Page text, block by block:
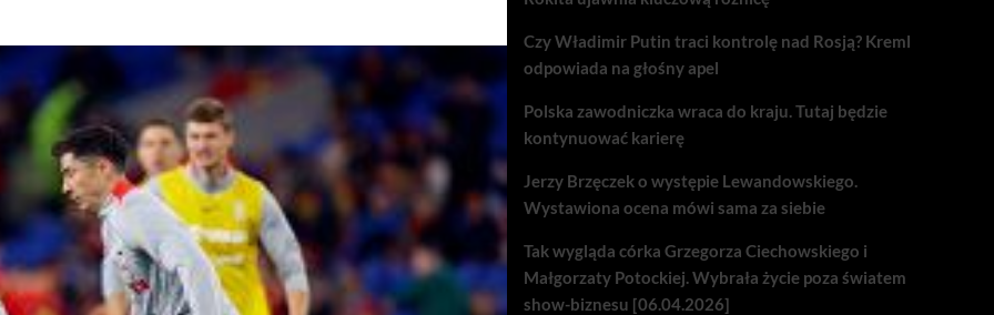
Czy Władimir Putin traci kontrolę nad Rosją? Kreml
odpowiada na głośny apel
Polska zawodniczka wraca do kraju. Tutaj będzie
kontynuować karierę
Jerzy Brzęczek o występie Lewandowskiego.
Wystawiona ocena mówi sama za siebie
Tak wygląda córka Grzegorza Ciechowskiego i
Małgorzaty Potockiej. Wybrała życie poza światem
show-biznesu [06.04.2026]